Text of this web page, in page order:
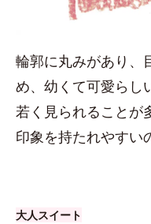
輪郭に丸みがあり、
め、幼くて可愛らし
若く見られることが
印象を持たれやすい
大人スイート